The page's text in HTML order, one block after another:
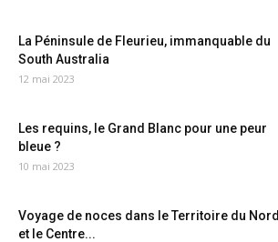
La Péninsule de Fleurieu, immanquable du
South Australia
12 mai 2023
Les requins, le Grand Blanc pour une peur
bleue ?
10 mai 2023
Voyage de noces dans le Territoire du Nord
et le Centre...